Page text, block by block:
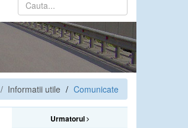
/ Informatii utile Comunicate
Urmatorul